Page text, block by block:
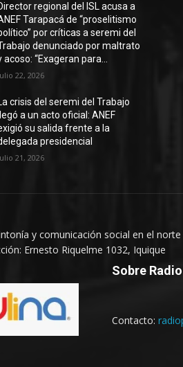
regional del ISL acusa a
Tarapacá de “proselitismo
por críticas a seremi del
denunciado por maltrato
acoso: “Exageran para...
22, 2026
crisis del seremi del Trabajo
llegó a un acto oficial: ANEF
su salida frente a la
presidencial
21, 2026
y comunicación social en el
Ernesto Riquelme 1032, Iquique
Sobre
Contacto: